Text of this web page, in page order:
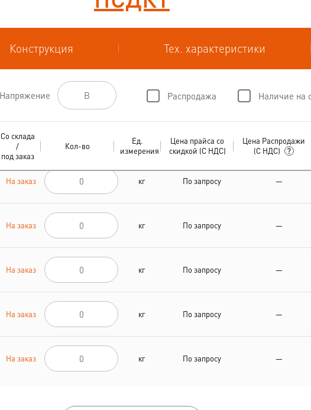
Конструкция Тех. характеристики
Напряжение Распродажа Наличие на
Со склада
/
под заказ
Кол-во
Ед.
измерения
Цена прайса со
скидкой (С НДС)
Цена Распродажи
(С НДС)
На заказ кг По запросу —
На заказ кг По запросу —
На заказ кг По запросу —
На заказ кг По запросу —
На заказ кг По запросу —